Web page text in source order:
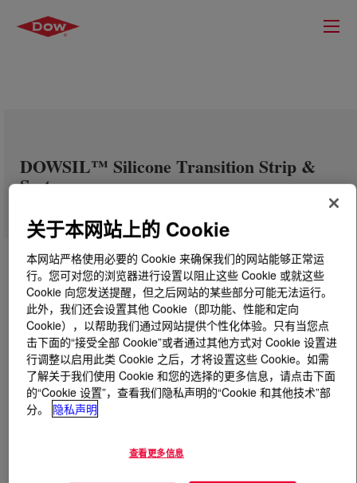
DOWSIL™ Silicone Transition Strip &
System
什么是DOWSIL™ Silicone Transition Strip &
System?
用于遮雨和过渡应用的预制有机硅密封材料可防止空气和
关于本网站上的 Cookie
本网站严格使用必要的 Cookie 来确保我们的网站能够正常运
行。您可对您的浏览器进行设置以阻止这些 Cookie 或就这些
Cookie 向您发送提醒，但之后网站的某些部分可能无法运行。
此外，我们还会设置其他 Cookie（即功能、性能和定向
Cookie），以帮助我们通过网站提供个性化体验。只有当您点
击下面的“接受全部 Cookie”或者通过其他方式对 Cookie 设置进
行调整以启用此类 Cookie 之后，才将设置这些 Cookie。如需
了解关于我们使用 Cookie 和您的选择的更多信息，请点击下面
的“Cookie 设置”，查看我们隐私声明的“Cookie 和其他技术”部
分。
隐私声明
查看更多信息